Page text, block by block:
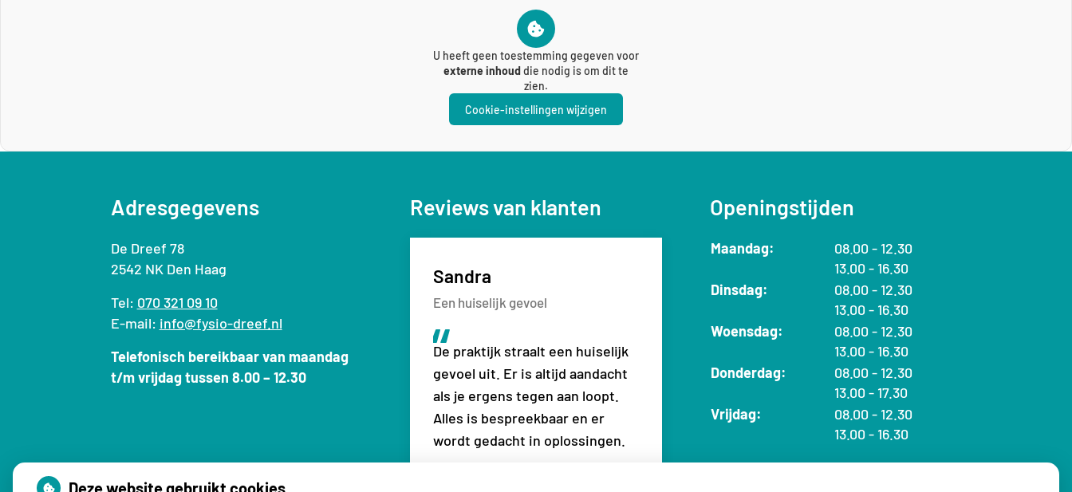
U heeft geen toestemming gegeven voor
externe inhouddie nodig is om dit te
zien.
Cookie-instellingen wijzigen
Adresgegevens
De Dreef 78
2542 NK Den Haag
Tel: 070 321 09 10
E-mail: info@fysio-dreef.nl
Telefonisch bereikbaar van maandag
t/m vrijdag tussen 8.00 – 12.30
Reviews van klanten
Sandra
Een huiselijk gevoel
De praktijk straalt een huiselijk
gevoel uit. Er is altijd aandacht
als je ergens tegen aan loopt.
Alles is bespreekbaar en er
wordt gedacht in oplossingen.
Sven
Top fysiotherapiepraktijk
Top fysiotherapiepraktijk, kom
hier al jaren. Goede therapeuten
en begeleiding
Monique
Zeer deskundig
Ze zijn zeer deskundig en dat
mag en kan ik zeggen. Ik heb
genoeg fysiotherapeuten
gezien. Ik zal zeer zeker deze
fysio praktijk aanbevelen in mijn
Nathalie
Fijne therapie
Het is heel leuke en fijne
therapie met leuk personeel en
heel kundig.
Openingstijden
Maandag: 08.00t
o
t
- 12.30
13.00t
o
t
- 16.30
Dinsdag:
08.00t
o
t
- 12.30
13.00t
o
t
- 16.30
Woensdag:
08.00t
o
t
- 12.30
13.00t
o
t
- 16.30
Donderdag:
08.00t
o
t
- 12.30
13.00t
o
t
- 17.30
Vrijdag:
08.00t
o
- 12.30
13.00t
- 16.30
Deze website gebruikt cookies